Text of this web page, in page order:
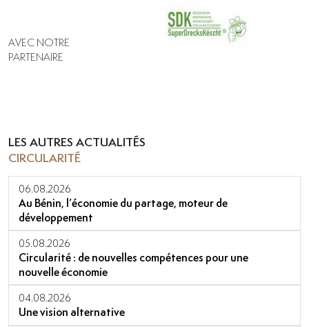
AVEC NOTRE
PARTENAIRE
LES AUTRES ACTUALITÉS
CIRCULARITÉ
06.08.2026
Au Bénin, l’économie du partage, moteur de
développement
05.08.2026
Circularité : de nouvelles compétences pour une
nouvelle économie
04.08.2026
Une vision alternative